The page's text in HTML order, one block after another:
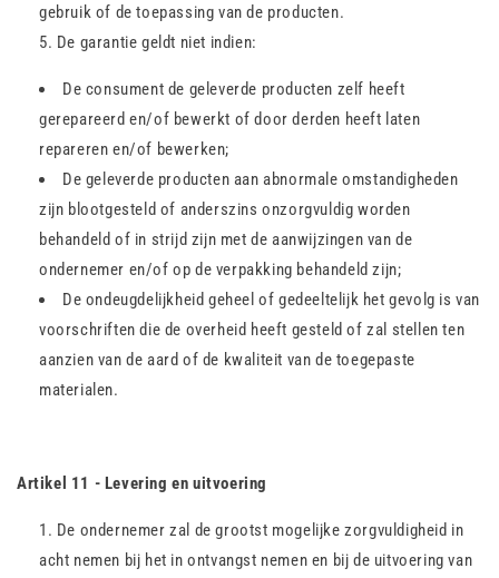
gebruik of de toepassing van de producten.
De garantie geldt niet indien:
De consument de geleverde producten zelf heeft
gerepareerd en/of bewerkt of door derden heeft laten
repareren en/of bewerken;
De geleverde producten aan abnormale omstandigheden
zijn blootgesteld of anderszins onzorgvuldig worden
behandeld of in strijd zijn met de aanwijzingen van de
ondernemer en/of op de verpakking behandeld zijn;
De ondeugdelijkheid geheel of gedeeltelijk het gevolg is van
voorschriften die de overheid heeft gesteld of zal stellen ten
aanzien van de aard of de kwaliteit van de toegepaste
materialen.
Artikel 11 - Levering en uitvoering
De ondernemer zal de grootst mogelijke zorgvuldigheid in
acht nemen bij het in ontvangst nemen en bij de uitvoering van